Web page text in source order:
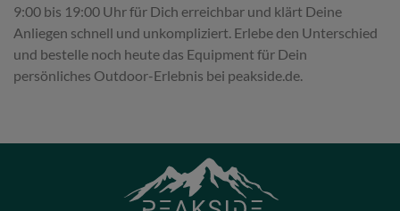
9:00 bis 19:00 Uhr für Dich erreichbar und klärt Deine
Anliegen schnell und unkompliziert. Erlebe den Unterschied
und bestelle noch heute das Equipment für Dein
persönliches Outdoor-Erlebnis bei peakside.de.